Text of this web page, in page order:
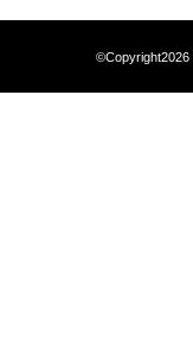
©Copyright2026